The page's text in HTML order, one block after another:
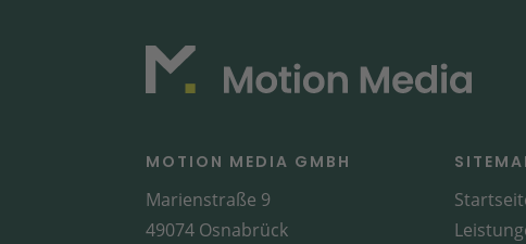
MOTION MEDIA GMBH
Marienstraße 9
49074 Osnabrück